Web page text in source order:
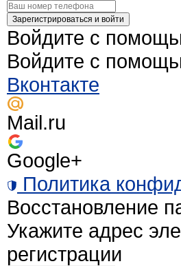
Зарегистрироваться и войти
Войдите с
Войдите с
Вконтакте
Mail.ru
Google+
Политика
Восстановление
Укажите адрес
регистрации